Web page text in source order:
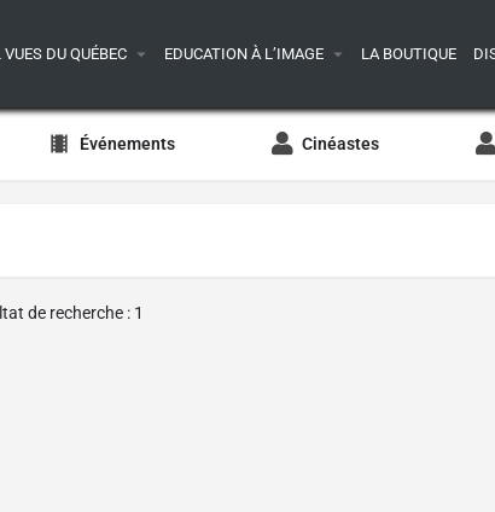
DU QUÉBEC EDUCATION À L’IMAGE LA BOUTIQUE
Événements Cinéastes
de recherche : 1